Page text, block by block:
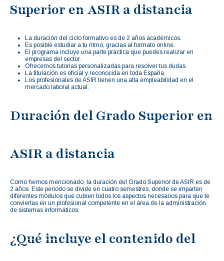
Superior en ASIR a distancia
La duración del ciclo formativo es de 2 años académicos.
Es posible estudiar a tu ritmo, gracias al formato online.
El programa incluye una parte práctica que puedes realizar en
empresas del sector.
Ofrecemos tutorías personalizadas para resolver tus dudas.
La titulación es oficial y reconocida en toda España.
Los profesionales de ASIR tienen una alta empleabilidad en el
mercado laboral actual.
Duración del Grado Superior en
ASIR a distancia
Como hemos mencionado, la duración del Grado Superior de ASIR es de
2 años. Este periodo se divide en cuatro semestres, donde se imparten
diferentes módulos que cubren todos los aspectos necesarios para que te
conviertas en un profesional competente en el área de la administración
de sistemas informáticos.
¿Qué incluye el contenido del